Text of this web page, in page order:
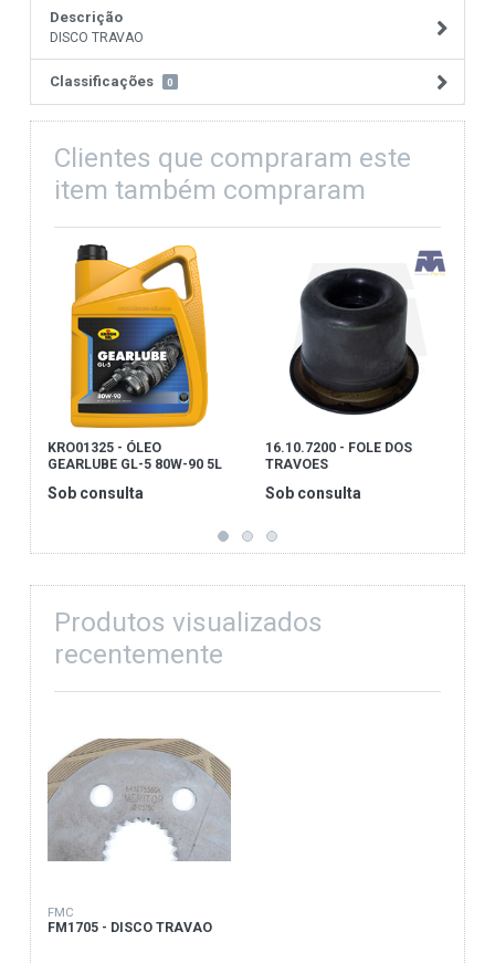
Descrição
DISCO TRAVAO
Classificações 0
Clientes que compraram este
item também compraram
KRO01325 - ÓLEO
GEARLUBE GL-5 80W-90 5L
Sob consulta
16.10.7200 - FOLE DOS
TRAVOES
Sob consulta
Produtos visualizados
recentemente
FMC
FM1705 - DISCO TRAVAO